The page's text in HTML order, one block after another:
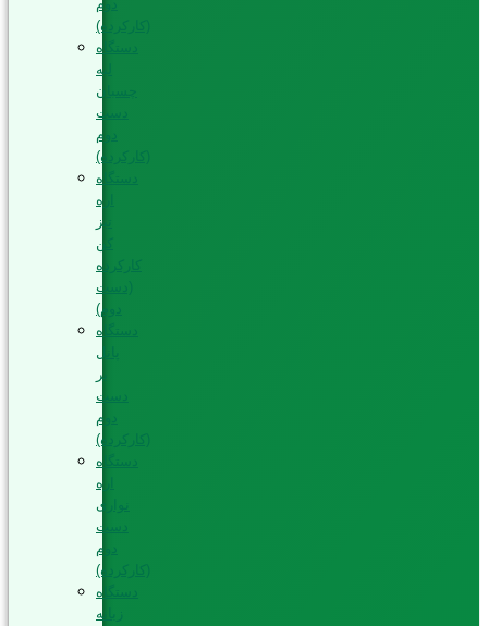
دوم
(کارکرده)
دستگاه
لبه
چسبان
دست
دوم
(کارکرده)
دستگاه
اره
تیز
کن
کارکرده
(دست
دوم)
دستگاه
پانل
بر
دست
دوم
(کارکرده)
دستگاه
اره
نواری
دست
دوم
(کارکرده)
دستگاه
زبانه